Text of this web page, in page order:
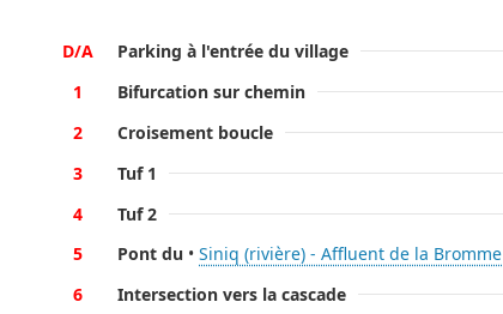
D/A Parking à l'entrée du village
1
Bifurcation sur chemin
2
Croisement boucle
3
Tuf 1
4
Tuf 2
5
Pont du •Siniq (rivière) - Affluent de la Bromme
6
Intersection vers la cascade